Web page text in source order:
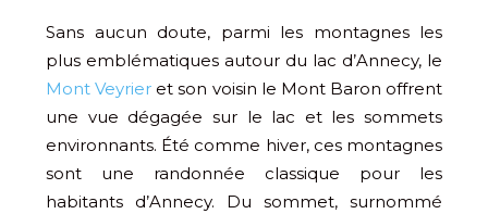
Sans aucun doute, parmi les montagnes les
plus emblématiques autour du lac d’Annecy, le
Mont Veyrier et son voisin le Mont Baron offrent
une vue dégagée sur le lac et les sommets
environnants. Été comme hiver, ces montagnes
sont une randonnée classique pour les
habitants d’Annecy. Du sommet, surnommé